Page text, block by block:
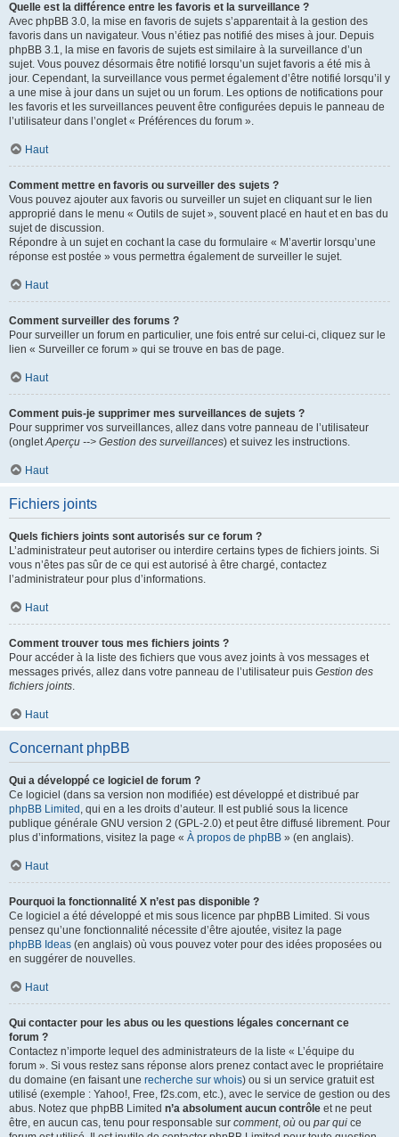
Quelle est la différence entre les favoris et la surveillance ?
Avec phpBB 3.0, la mise en favoris de sujets s’apparentait à la gestion des
favoris dans un navigateur. Vous n’étiez pas notifié des mises à jour. Depuis
phpBB 3.1, la mise en favoris de sujets est similaire à la surveillance d’un
sujet. Vous pouvez désormais être notifié lorsqu’un sujet favoris a été mis à
jour. Cependant, la surveillance vous permet également d’être notifié lorsqu’il y
a une mise à jour dans un sujet ou un forum. Les options de notifications pour
les favoris et les surveillances peuvent être configurées depuis le panneau de
l’utilisateur dans l’onglet « Préférences du forum ».
Haut
Comment mettre en favoris ou surveiller des sujets ?
Vous pouvez ajouter aux favoris ou surveiller un sujet en cliquant sur le lien
approprié dans le menu « Outils de sujet », souvent placé en haut et en bas du
sujet de discussion.
Répondre à un sujet en cochant la case du formulaire « M’avertir lorsqu’une
réponse est postée » vous permettra également de surveiller le sujet.
Haut
Comment surveiller des forums ?
Pour surveiller un forum en particulier, une fois entré sur celui-ci, cliquez sur le
lien « Surveiller ce forum » qui se trouve en bas de page.
Haut
Comment puis-je supprimer mes surveillances de sujets ?
Pour supprimer vos surveillances, allez dans votre panneau de l’utilisateur
(ongletAperçu --> Gestion des surveillances) et suivez les instructions.
Haut
Fichiers joints
Quels fichiers joints sont autorisés sur ce forum ?
L’administrateur peut autoriser ou interdire certains types de fichiers joints. Si
vous n’êtes pas sûr de ce qui est autorisé à être chargé, contactez
l’administrateur pour plus d’informations.
Haut
Comment trouver tous mes fichiers joints ?
Pour accéder à la liste des fichiers que vous avez joints à vos messages et
messages privés, allez dans votre panneau de l’utilisateur puis Gestion des
fichiers joints.
Haut
Concernant phpBB
Qui a développé ce logiciel de forum ?
Ce logiciel (dans sa version non modifiée) est développé et distribué par
phpBB Limited , qui en a les droits d’auteur. Il est publié sous la licence
publique générale GNU version 2 (GPL-2.0) et peut être diffusé librement. Pour
plus d’informations, visitez la page « À propos de phpBB » (en anglais).
Haut
Pourquoi la fonctionnalité X n’est pas disponible ?
Ce logiciel a été développé et mis sous licence par phpBB Limited. Si vous
pensez qu’une fonctionnalité nécessite d’être ajoutée, visitez la page
phpBB Ideas (en anglais) où vous pouvez voter pour des idées proposées ou
en suggérer de nouvelles.
Haut
Qui contacter pour les abus ou les questions légales concernant ce
forum ?
Contactez n’importe lequel des administrateurs de la liste « L’équipe du
forum ». Si vous restez sans réponse alors prenez contact avec le propriétaire
du domaine (en faisant une recherche sur whois) ou si un service gratuit est
utilisé (exemple : Yahoo!, Free, f2s.com, etc.), avec le service de gestion ou des
abus. Notez que phpBB Limited n’a absolument aucun contrôle et ne peut
être, en aucun cas, tenu pour responsable sur comment, où ou par qui ce